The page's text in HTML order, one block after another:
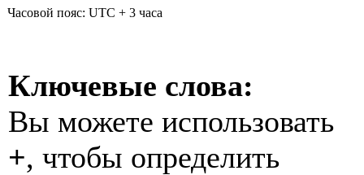
Часовой пояс: UTC + 3 часа
Ключевые слова:
Вы можете использовать
+, чтобы определить